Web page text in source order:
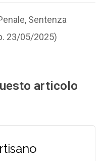
Sentenza
23/05/2025)
articolo